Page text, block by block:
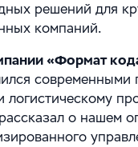
решений для
компаний.
«Формат
современными
логистическому
о нашем